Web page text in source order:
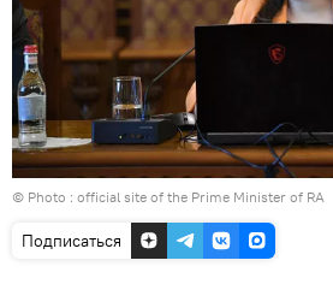
© Photo : official site of the Prime Minister of RA
Подписаться